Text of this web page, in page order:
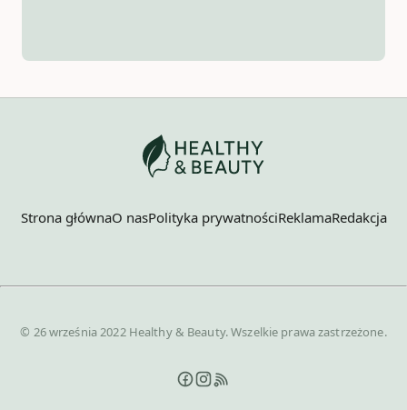
Strona głównaO nasPolityka prywatnościReklamaRedakcja
© 26 września 2022 Healthy & Beauty. Wszelkie prawa zastrzeżone.